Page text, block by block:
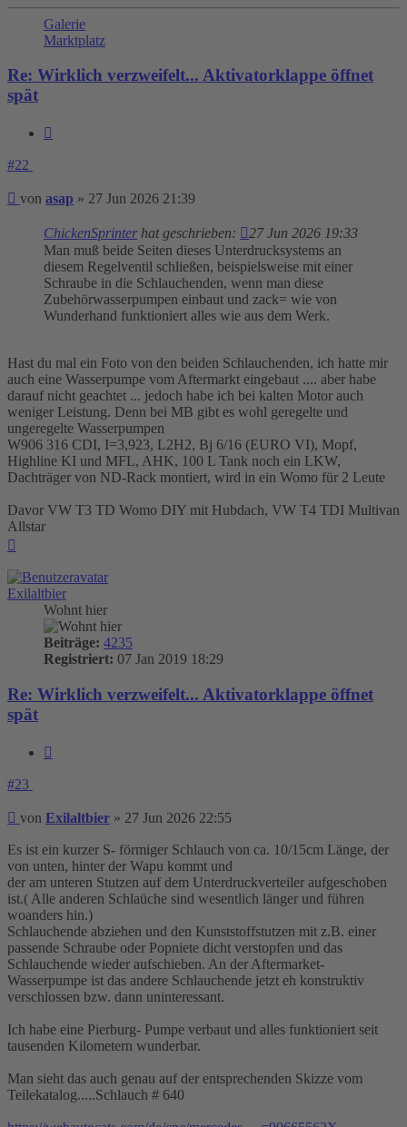
Galerie
Marktplatz
Re: Wirklich verzweifelt... Aktivatorklappe öffnet
spät
#22
Beitrag
von asap » 27 Jun 2026 21:39
ChickenSprinter hat geschrieben:
27 Jun 2026 19:33
Man muß beide Seiten dieses Unterdrucksystems an
diesem Regelventil schließen, beispielsweise mit einer
Schraube in die Schlauchenden, wenn man diese
Zubehörwasserpumpen einbaut und zack= wie von
Wunderhand funktioniert alles wie aus dem Werk.
Hast du mal ein Foto von den beiden Schlauchenden, ich hatte mir
auch eine Wasserpumpe vom Aftermarkt eingebaut .... aber habe
darauf nicht geachtet ... jedoch habe ich bei kalten Motor auch
weniger Leistung. Denn bei MB gibt es wohl geregelte und
ungeregelte Wasserpumpen
W906 316 CDI, I=3,923, L2H2, Bj 6/16 (EURO VI), Mopf,
Highline KI und MFL, AHK, 100 L Tank noch ein LKW,
Dachträger von ND-Rack montiert, wird in ein Womo für 2 Leute
Davor VW T3 TD Womo DIY mit Hubdach, VW T4 TDI Multivan
Allstar
Exilaltbier
Wohnt hier
Beiträge: 4235
Registriert: 07 Jan 2019 18:29
Re: Wirklich verzweifelt... Aktivatorklappe öffnet
spät
#23
Beitrag
von Exilaltbier » 27 Jun 2026 22:55
Es ist ein kurzer S- förmiger Schlauch von ca. 10/15cm Länge, der
von unten, hinter der Wapu kommt und
der am unteren Stutzen auf dem Unterdruckverteiler aufgeschoben
ist.( Alle anderen Schlaüche sind wesentlich länger und führen
woanders hin.)
Schlauchende abziehen und den Kunststoffstutzen mit z.B. einer
passende Schraube oder Popniete dicht verstopfen und das
Schlauchende wieder aufschieben. An der Aftermarket-
Wasserpumpe ist das andere Schlauchende jetzt eh konstruktiv
verschlossen bzw. dann uninteressant.
Ich habe eine Pierburg- Pumpe verbaut und alles funktioniert seit
tausenden Kilometern wunderbar.
Man sieht das auch genau auf der entsprechenden Skizze vom
Teilekatalog.....Schlauch # 640